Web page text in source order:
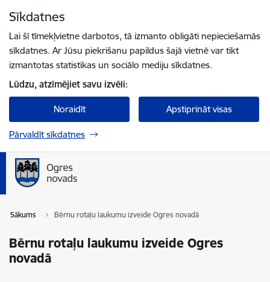
Sīkdatnes
Lai šī tīmekļvietne darbotos, tā izmanto obligāti nepieciešamās
sīkdatnes. Ar Jūsu piekrišanu papildus šajā vietnē var tikt
izmantotas statistikas un sociālo mediju sīkdatnes.
Lūdzu, atzīmējiet savu izvēli:
Noraidīt Apstiprināt visas
Pārvaldīt sīkdatnes
Sākums Bērnu rotaļu laukumu izveide Ogres novadā
Bērnu rotaļu laukumu izveide Ogres
novadā